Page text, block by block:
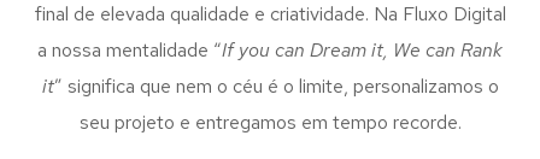
final de elevada qualidade e criatividade. Na Fluxo Digital
a nossa mentalidade “If you can Dream it, We can Rank
it” significa que nem o céu é o limite, personalizamos o
seu projeto e entregamos em tempo recorde.